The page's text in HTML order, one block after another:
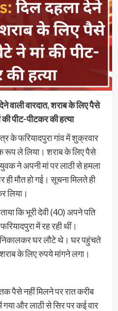
वाली वारदात, शराब के लिए पैसे
की पीट-पीटकर की हत्या
के फरियादपुरा गांव में शुक्रवार
रूप ले लिया। शराब के लिए पैसे
ने अपनी मां पर लाठी से हमला
मौत हो गई। सूचना मिलते ही
लिया।
कि भूरी देवी (40) अपने पति
में रह रही थीं।
घर लौटे थे। घर पहुंचते
के लिए रुपये मांगने लगा।
पैसे नहीं मिलने पर रात करीब
और लाठी से सिर पर कई वार